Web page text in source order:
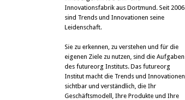
Innovationsfabrik aus Dortmund. Seit 2006
sind Trends und Innovationen seine
Leidenschaft.
Sie zu erkennen, zu verstehen und für die
eigenen Ziele zu nutzen, sind die Aufgaben
des futureorg Instituts. Das futureorg
Institut macht die Trends und Innovationen
sichtbar und verständlich, die Ihr
Geschäftsmodell, Ihre Produkte und Ihre